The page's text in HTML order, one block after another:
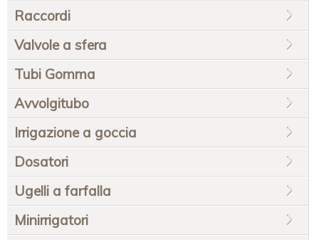
Raccordi
Valvole a sfera
Tubi Gomma
Avvolgitubo
Irrigazione a goccia
Dosatori
Ugelli a farfalla
Minirrigatori